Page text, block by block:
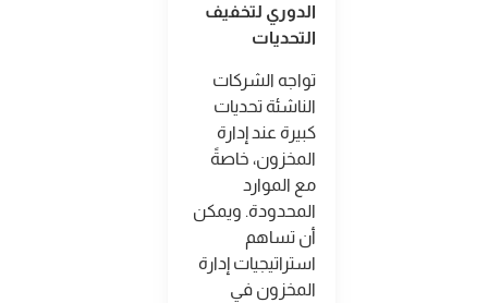
الدوري لتخفيف
التحديات
تواجه الشركات
الناشئة تحديات
كبيرة عند إدارة
المخزون، خاصةً
مع الموارد
المحدودة. ويمكن
أن تساهم
استراتيجيات إدارة
المخزون في